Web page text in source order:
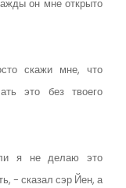
он мне открыто
скажи мне, что
это без твоего
я не делаю это
- сказал сэр Йен, а